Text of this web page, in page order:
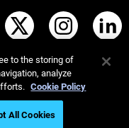
légales
Conformité REACH
to the storing of
analyze
Cookie Policy
All Cookies